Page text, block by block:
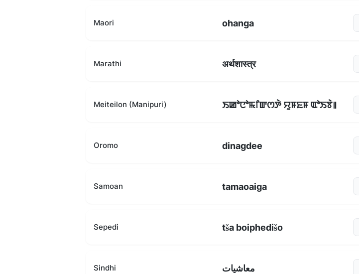
Maori ohanga
Marathi अर्थशास्त्र
Meiteilon (Manipuri) ꯏꯀꯣꯅꯣꯃꯤꯛꯁꯇꯥ ꯌꯨꯝꯐꯝ ꯑꯣꯏꯕꯥ꯫
Oromo dinagdee
Samoan tamaoaiga
Sepedi tša boiphedišo
Sindhi معاشيات